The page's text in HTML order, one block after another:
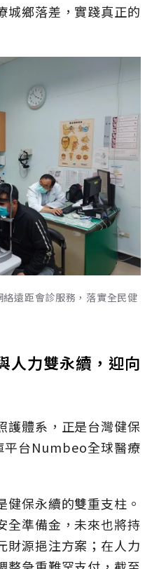
城鄉落差，實踐真正的
遠距會診服務，落實全民健
人力雙永續，迎向
護體系，正是台灣健保
平台Numbeo全球醫療
保永續的雙重支柱。
全準備金，未來也將持
財源挹注方案；在人力